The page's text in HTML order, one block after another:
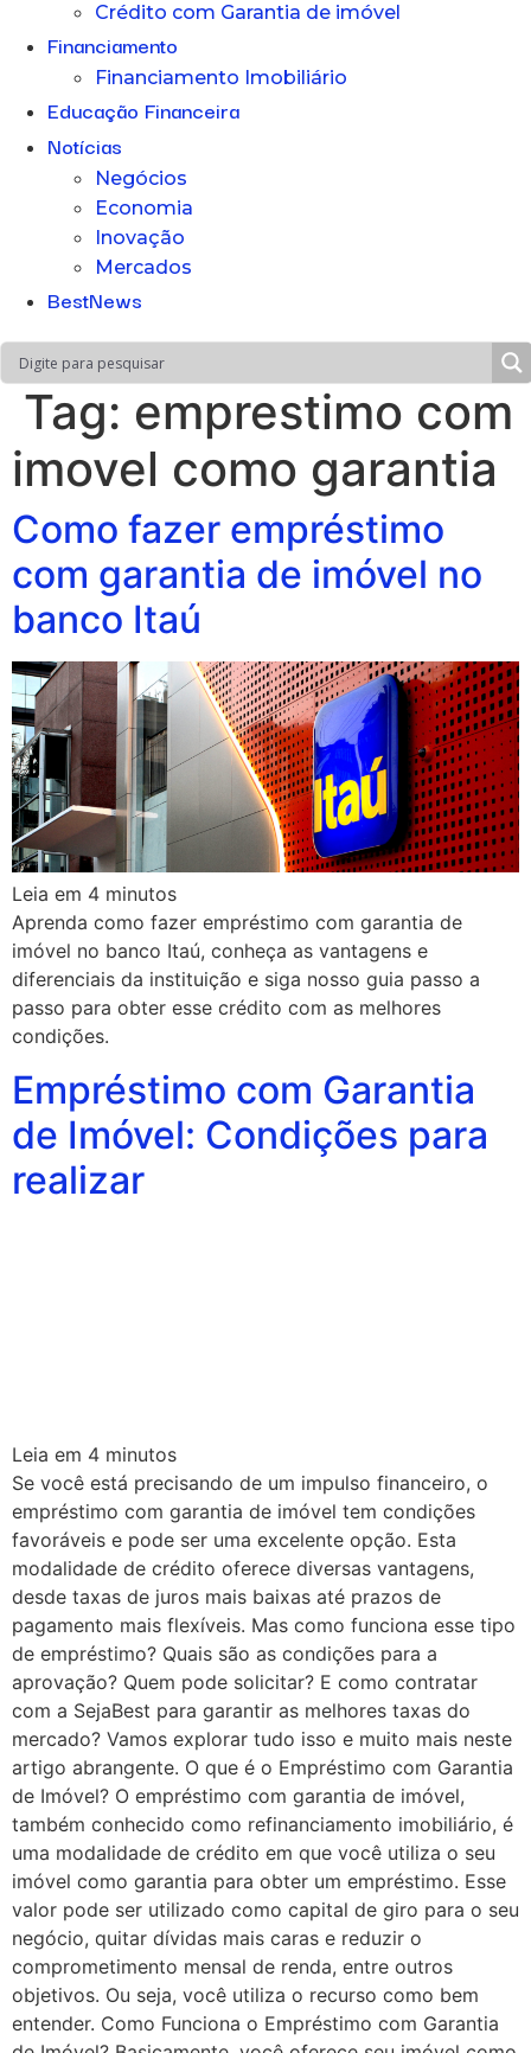
Crédito com Garantia de imóvel
Financiamento
Financiamento Imobiliário
Educação Financeira
Notícias
Negócios
Economia
Inovação
Mercados
BestNews
Tag: emprestimo com
imovel como garantia
Como fazer empréstimo
com garantia de imóvel no
banco Itaú
Leia em 4 minutos
Aprenda como fazer empréstimo com garantia de
imóvel no banco Itaú, conheça as vantagens e
diferenciais da instituição e siga nosso guia passo a
passo para obter esse crédito com as melhores
condições.
Empréstimo com Garantia
de Imóvel: Condições para
realizar
Leia em 4 minutos
Se você está precisando de um impulso financeiro, o
empréstimo com garantia de imóvel tem condições
favoráveis e pode ser uma excelente opção. Esta
modalidade de crédito oferece diversas vantagens,
desde taxas de juros mais baixas até prazos de
pagamento mais flexíveis. Mas como funciona esse tipo
de empréstimo? Quais são as condições para a
aprovação? Quem pode solicitar? E como contratar
com a SejaBest para garantir as melhores taxas do
mercado? Vamos explorar tudo isso e muito mais neste
artigo abrangente. O que é o Empréstimo com Garantia
de Imóvel? O empréstimo com garantia de imóvel,
também conhecido como refinanciamento imobiliário, é
uma modalidade de crédito em que você utiliza o seu
imóvel como garantia para obter um empréstimo. Esse
valor pode ser utilizado como capital de giro para o seu
negócio, quitar dívidas mais caras e reduzir o
comprometimento mensal de renda, entre outros
objetivos. Ou seja, você utiliza o recurso como bem
entender. Como Funciona o Empréstimo com Garantia